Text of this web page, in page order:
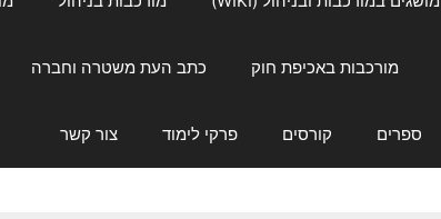
מורכבות באכיפת חוק כתב העת משטרה וחברה
ספרים קורסים פרקי לימוד צור קשר